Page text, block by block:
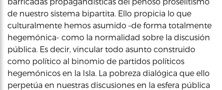
de nuestro sistema bipartita. Ello propicia lo que
culturalmente hemos asumido –de forma totalmente
hegemónica- como la normalidad sobre la discusión
pública. Es decir, vincular todo asunto construido
como político al binomio de partidos políticos
hegemónicos en la Isla. La pobreza dialógica que ello
perpetúa en nuestras discusiones en la esfera pública